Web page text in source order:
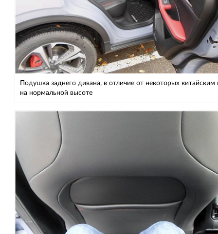
Подушка заднего дивана, в отличие от некоторых
на нормальной высоте